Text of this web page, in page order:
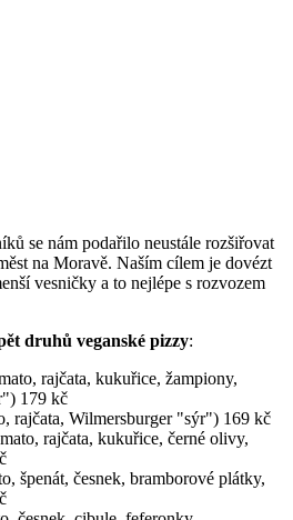
se nám podařilo neustále rozšiřovat
na Moravě. Naším cílem je dovézt
vesničky a to nejlépe s rozvozem
druhů veganské pizzy:
rajčata, kukuřice, žampiony,
179 kč
rajčata, Wilmersburger "sýr") 169 kč
rajčata, kukuřice, černé olivy,
špenát, česnek, bramborové plátky,